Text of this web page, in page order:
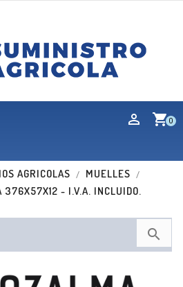
shopping_cart0
AGRICOLAS
MUELLES
376X57X12 - I.V.A. INCLUIDO.
